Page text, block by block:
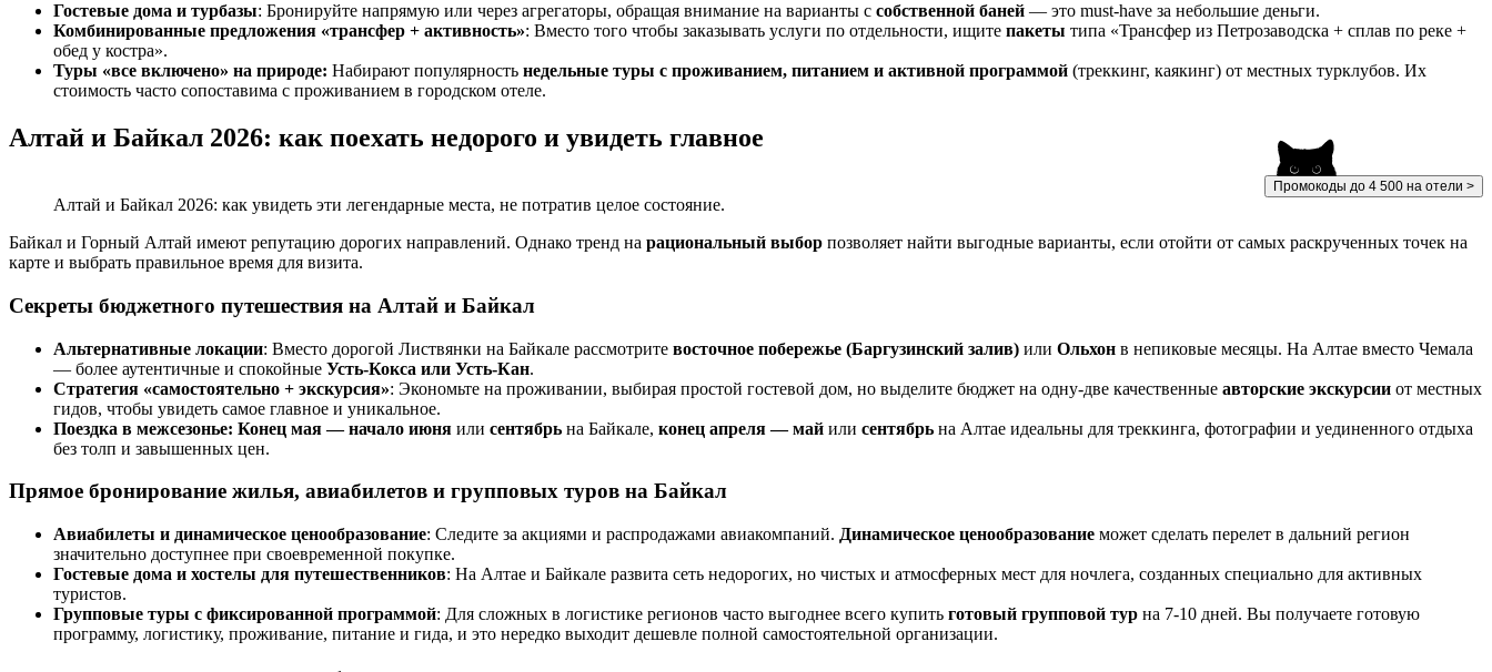
Промокоды до 4 500 на отели >
Гостевые дома и турбазы: Бронируйте напрямую или через агрегаторы, обращая внимание на варианты с собственной баней — это must-have за небольшие деньги.
Комбинированные предложения «трансфер + активность»: Вместо того чтобы заказывать услуги по отдельности, ищите пакеты типа «Трансфер из Петрозаводска + сплав по реке +
обед у костра».
Туры «все включено» на природе: Набирают популярность недельные туры с проживанием, питанием и активной программой (треккинг, каякинг) от местных турклубов. Их
стоимость часто сопоставима с проживанием в городском отеле.
Алтай и Байкал 2026: как поехать недорого и увидеть главное
Алтай и Байкал 2026: как увидеть эти легендарные места, не потратив целое состояние.
Байкал и Горный Алтай имеют репутацию дорогих направлений. Однако тренд на рациональный выбор позволяет найти выгодные варианты, если отойти от самых раскрученных точек на
карте и выбрать правильное время для визита.
Секреты бюджетного путешествия на Алтай и Байкал
Альтернативные локации: Вместо дорогой Листвянки на Байкале рассмотрите восточное побережье (Баргузинский залив) или Ольхон в непиковые месяцы. На Алтае вместо Чемала
— более аутентичные и спокойные Усть-Кокса или Усть-Кан.
Стратегия «самостоятельно + экскурсия»: Экономьте на проживании, выбирая простой гостевой дом, но выделите бюджет на одну-две качественные авторские экскурсии от местных
гидов, чтобы увидеть самое главное и уникальное.
Поездка в межсезонье: Конец мая — начало июня или сентябрь на Байкале, конец апреля — май или сентябрь на Алтае идеальны для треккинга, фотографии и уединенного отдыха
без толп и завышенных цен.
Прямое бронирование жилья, авиабилетов и групповых туров на Байкал
Авиабилеты и динамическое ценообразование: Следите за акциями и распродажами авиакомпаний. Динамическое ценообразование может сделать перелет в дальний регион
значительно доступнее при своевременной покупке.
Гостевые дома и хостелы для путешественников: На Алтае и Байкале развита сеть недорогих, но чистых и атмосферных мест для ночлега, созданных специально для активных
туристов.
Групповые туры с фиксированной программой: Для сложных в логистике регионов часто выгоднее всего купить готовый групповой тур на 7-10 дней. Вы получаете готовую
программу, логистику, проживание, питание и гида, и это нередко выходит дешевле полной самостоятельной организации.